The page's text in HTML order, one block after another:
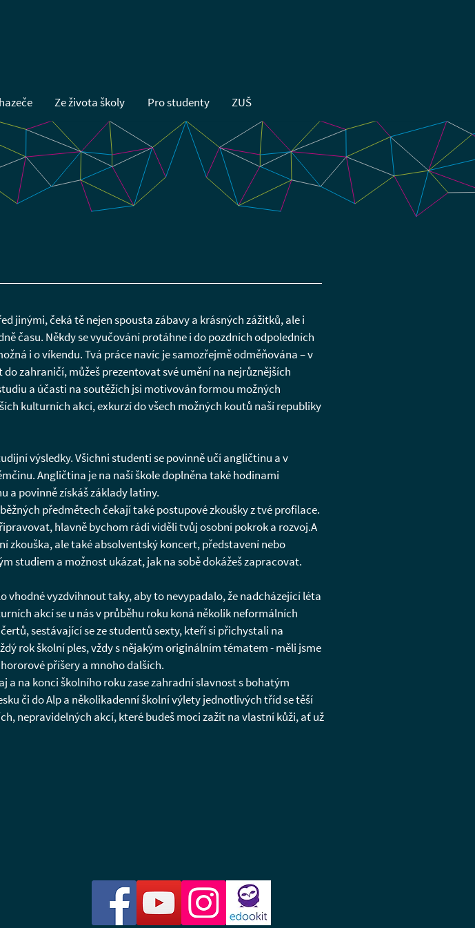
Ze života školy Pro studenty ZUŠ
jinými, čeká tě nejen spousta zábavy a krásných zážitků, ale i
času. Někdy se vyučování protáhne i do pozdních odpoledních
i o víkendu. Tvá práce navíc je samozřejmě odměňována – v
zahraničí, můžeš prezentovat své umění na nejrůznějších
a účasti na soutěžích jsi motivován formou možných
kulturních akcí, exkurzí do všech možných koutů naší republiky
výsledky. Všichni studenti se povinně učí angličtinu a v
Angličtina je na naší škole doplněna také hodinami
a povinně získáš základy latiny.
předmětech čekají také postupové zkoušky z tvé profilace.
hlavně bychom rádi viděli tvůj osobní pokrok a rozvoj.A
zkouška, ale také absolventský koncert, představení nebo
studiem a možnost ukázat, jak na sobě dokážeš zapracovat.
vhodné vyzdvihnout taky, aby to nevypadalo, že nadcházející léta
akcí se u nás v průběhu roku koná několik neformálních
sestávající se ze studentů sexty, kteří si přichystali na
rok školní ples, vždy s nějakým originálním tématem - měli jsme
příšery a mnoho dalších.
a na konci školního roku zase zahradní slavnost s bohatým
či do Alp a několikadenní školní výlety jednotlivých tříd se těší
nepravidelných akcí, které budeš moci zažít na vlastní kůži, ať už